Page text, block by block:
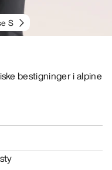
S
bestigninger i alpine